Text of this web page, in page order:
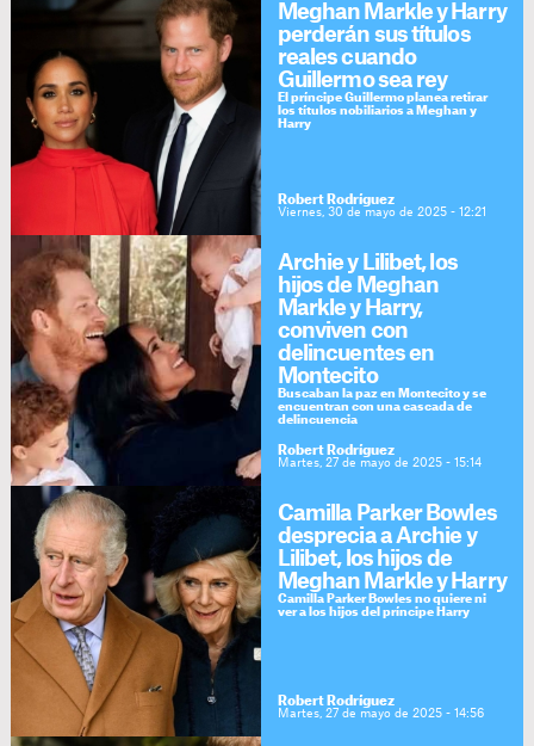
Meghan Markle y Harry
perderán sus títulos
reales cuando
Guillermo sea rey
El príncipe Guillermo planea retirar
los títulos nobiliarios a Meghan y
Harry
Robert Rodríguez
Viernes, 30 de mayo de 2025 - 12:21
Archie y Lilibet, los
hijos de Meghan
Markle y Harry,
conviven con
delincuentes en
Montecito
Buscaban la paz en Montecito y se
encuentran con una cascada de
delincuencia
Robert Rodríguez
Martes, 27 de mayo de 2025 - 15:14
Camilla Parker Bowles
desprecia a Archie y
Lilibet, los hijos de
Meghan Markle y Harry
Camilla Parker Bowles no quiere ni
ver a los hijos del príncipe Harry
Robert Rodríguez
Martes, 27 de mayo de 2025 - 14:56